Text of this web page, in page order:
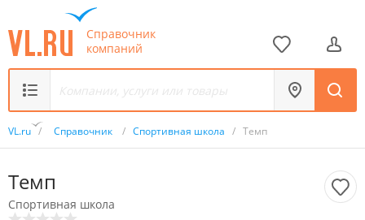
Справочник
компаний
VL.ru / Справочник / Спортивная школа / Темп
Темп
Спортивная школа